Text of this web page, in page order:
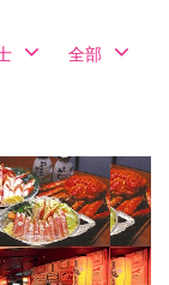
全部